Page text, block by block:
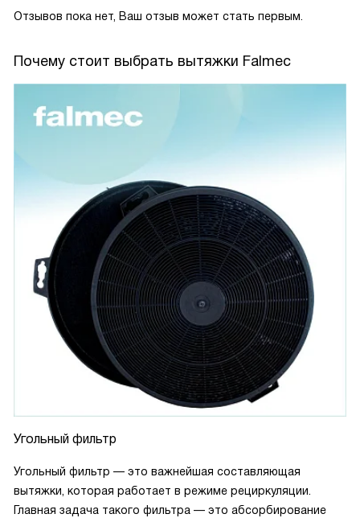
Отзывов пока нет, Ваш отзыв может стать первым.
Почему стоит выбрать вытяжки Falmec
Угольный фильтр
Угольный фильтр — это важнейшая составляющая
вытяжки, которая работает в режиме рециркуляции.
Главная задача такого фильтра — это абсорбирование